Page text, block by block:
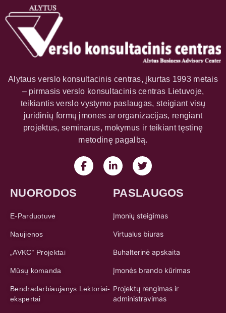
Alytaus verslo konsultacinis centras, įkurtas 1993 metais
– pirmasis verslo konsultacinis centras Lietuvoje,
teikiantis verslo vystymo paslaugas, steigiant visų
juridinių formų įmones ar organizacijas, rengiant
projektus, seminarus, mokymus ir teikiant tęstinę
metodinę pagalbą.
NUORODOS
E-Parduotuvė
Naujienos
„AVKC“ Projektai
Mūsų komanda
Bendradarbiaujanys Lektoriai-
ekspertai
PASLAUGOS
Įmonių steigimas
Virtualus biuras
Buhalterinė apskaita
Įmonės brando kūrimas
Projektų rengimas ir
administravimas